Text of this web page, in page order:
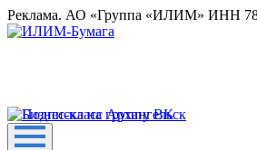
Реклама. АО «Группа «ИЛИМ» ИНН